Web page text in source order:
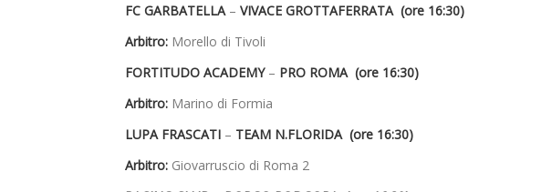
FC GARBATELLA – VIVACE GROTTAFERRATA (ore 16:30)
Arbitro: Morello di Tivoli
FORTITUDO ACADEMY – PRO ROMA (ore 16:30)
Arbitro: Marino di Formia
LUPA FRASCATI – TEAM N.FLORIDA (ore 16:30)
Arbitro: Giovarruscio di Roma 2